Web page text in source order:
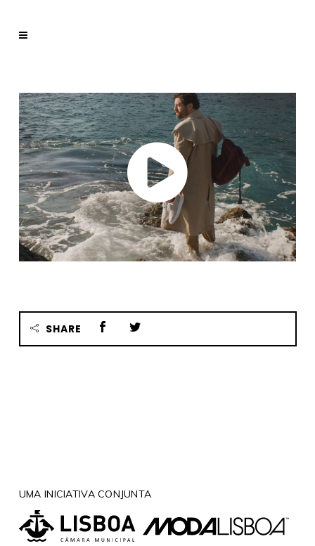
SHARE
UMA INICIATIVA CONJUNTA